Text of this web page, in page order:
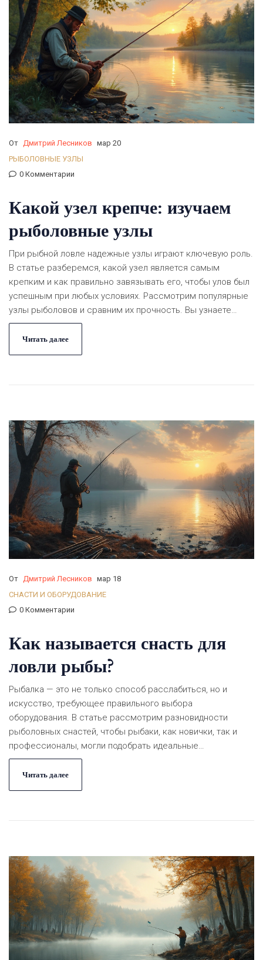
От Дмитрий Лесников мар 20
РЫБОЛОВНЫЕ УЗЛЫ
0 Комментарии
Какой узел крепче: изучаем
рыболовные узлы
При рыбной ловле надежные узлы играют ключевую роль.
В статье разберемся, какой узел является самым
крепким и как правильно завязывать его, чтобы улов был
успешным при любых условиях. Рассмотрим популярные
узлы рыболовов и сравним их прочность. Вы узнаете
полезные советы и интересные факты, которые помогут
сделать вашу рыбалку более результативной.
Читать далее
От Дмитрий Лесников мар 18
СНАСТИ И ОБОРУДОВАНИЕ
0 Комментарии
Как называется снасть для
ловли рыбы?
Рыбалка — это не только способ расслабиться, но и
искусство, требующее правильного выбора
оборудования. В статье рассмотрим разновидности
рыболовных снастей, чтобы рыбаки, как новички, так и
профессионалы, могли подобрать идеальные
инструменты для своего выхода на воду. Узнаете, как
выбрать удочку для разных условий, как она устроена и
как её правильно подготовить. Практичные советы от
Читать далее